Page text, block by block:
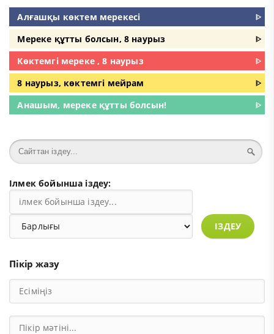
Алғашқы көктем мерекесі
ᐈ
Мереке құтты болсын, 8 наурыз
ᐈ
Көктемгі мереке , 8 наурыз
ᐈ
8 наурыз, көктемгі мейрам
ᐈ
Анашым, мереке құтты болсын!
ᐈ
Ілмек бойынша іздеу:
ІЗДЕУ
Пікір жазу